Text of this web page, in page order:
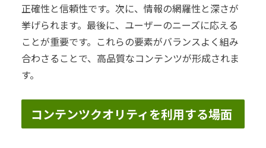
正確性と信頼性です。次に、情報の網羅性と深さが
挙げられます。最後に、ユーザーのニーズに応える
ことが重要です。これらの要素がバランスよく組み
合わさることで、高品質なコンテンツが形成されま
す。
コンテンツクオリティを利用する場面